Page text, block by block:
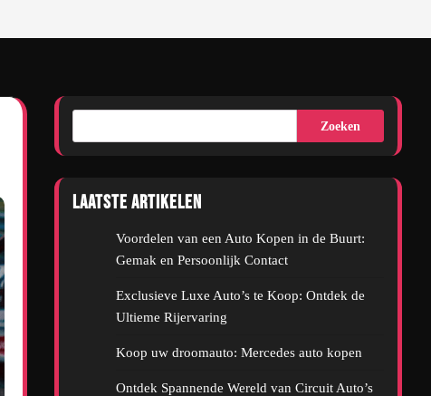
Zoeken
Laatste artikelen
Voordelen van een Auto Kopen in de Buurt:
Gemak en Persoonlijk Contact
Exclusieve Luxe Auto’s te Koop: Ontdek de
Ultieme Rijervaring
Koop uw droomauto: Mercedes auto kopen
Ontdek Spannende Wereld van Circuit Auto’s